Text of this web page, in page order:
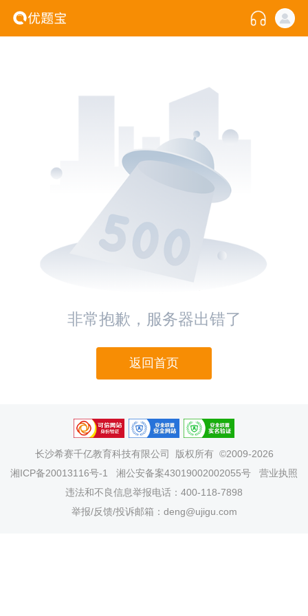
非常抱歉，服务器出错了
返回首页
长沙希赛千亿教育科技有限公司
版权所有 ©2009-2026
湘ICP备20013116号-1
湘公安备案43019002002055号
营业执照
违法和不良信息举报电话：400-118-7898
举报/反馈/投诉邮箱：deng@ujigu.com